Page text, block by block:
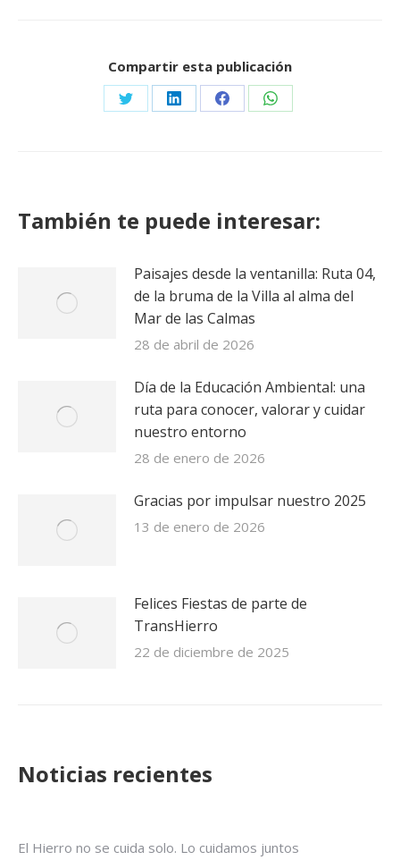
Compartir esta publicación
Share Share Share Share
También te puede interesar:
Paisajes desde la ventanilla: Ruta 04,
de la bruma de la Villa al alma del
Mar de las Calmas
28 de abril de 2026
Día de la Educación Ambiental: una
ruta para conocer, valorar y cuidar
nuestro entorno
28 de enero de 2026
Gracias por impulsar nuestro 2025
13 de enero de 2026
Felices Fiestas de parte de
TransHierro
22 de diciembre de 2025
Noticias recientes
El Hierro no se cuida solo. Lo cuidamos juntos